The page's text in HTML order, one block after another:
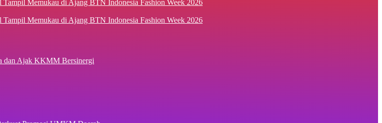
Memukau di Ajang BTN Indonesia Fashion Week 2026
dan Ajak KKMM Bersinergi